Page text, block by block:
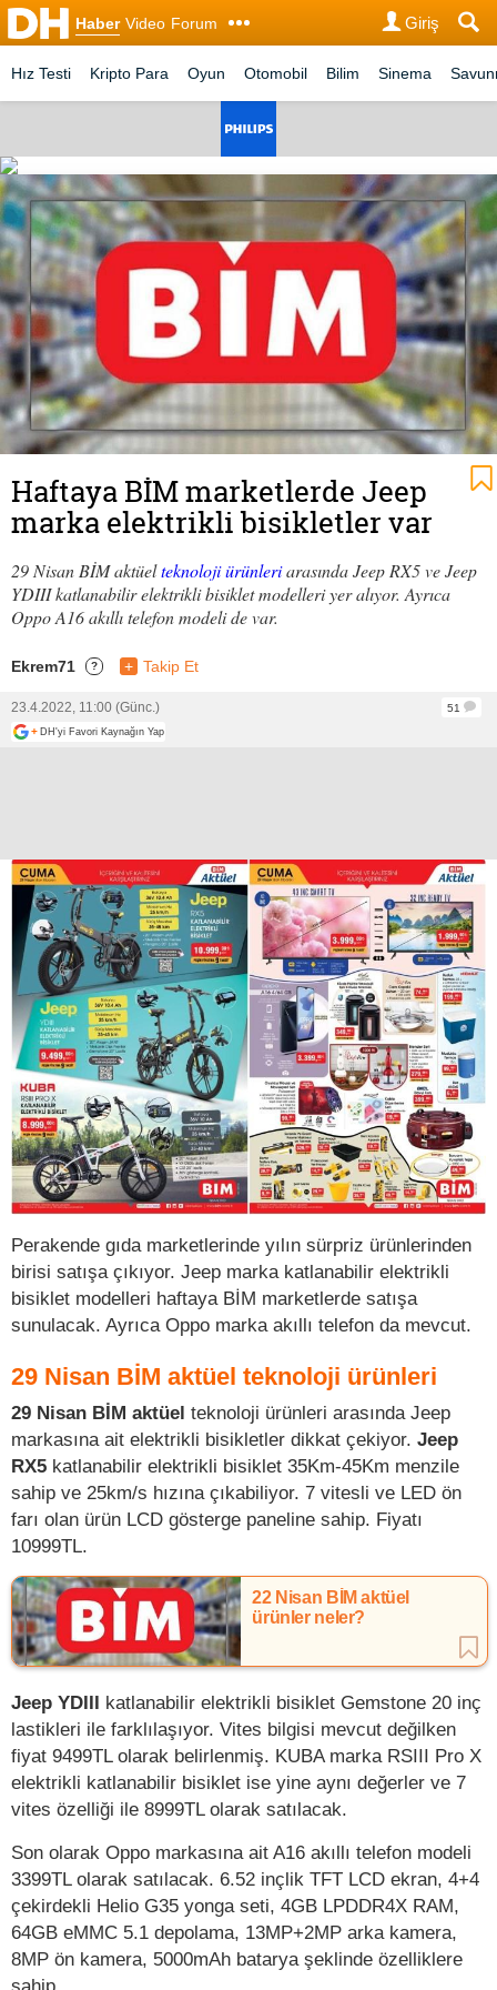
Haber Video Forum Giriş
Hız Testi Kripto Para Oyun Otomobil Bilim Sinema
Haftaya BİM marketlerde Jeep
marka elektrikli bisikletler var
29 Nisan BİM aktüelteknoloji ürünleriarasında Jeep RX5 ve Jeep
YDIII katlanabilir elektrikli bisiklet modelleri yer alıyor. Ayrıca
Oppo A16 akıllı telefon modeli de var.
Ekrem71 ? + Takip Et
23.4.2022, 11:00 (Günc.)
51
+ DH'yi Favori Kaynağın Yap
Perakende gıda marketlerinde yılın sürpriz ürünlerinden
birisi satışa çıkıyor. Jeep marka katlanabilir elektrikli
bisiklet modelleri haftaya BİM marketlerde satışa
sunulacak. Ayrıca Oppo marka akıllı telefon da mevcut.
29 Nisan BİM aktüel teknoloji ürünleri
29 Nisan BİM aktüel teknoloji ürünleri arasında Jeep
markasına ait elektrikli bisikletler dikkat çekiyor. Jeep
RX5 katlanabilir elektrikli bisiklet 35Km-45Km menzile
sahip ve 25km/s hızına çıkabiliyor. 7 vitesli ve LED ön
farı olan ürün LCD gösterge paneline sahip. Fiyatı
10999TL.
22 Nisan BİM aktüel
ürünler neler?
Jeep YDIII katlanabilir elektrikli bisiklet Gemstone 20 inç
lastikleri ile farklılaşıyor. Vites bilgisi mevcut değilken
fiyat 9499TL olarak belirlenmiş. KUBA marka RSIII Pro X
elektrikli katlanabilir bisiklet ise yine aynı değerler ve 7
vites özelliği ile 8999TL olarak satılacak.
Son olarak Oppo markasına ait A16 akıllı telefon modeli
3399TL olarak satılacak. 6.52 inçlik TFT LCD ekran, 4+4
çekirdekli Helio G35 yonga seti, 4GB LPDDR4X RAM,
64GB eMMC 5.1 depolama, 13MP+2MP arka kamera,
8MP ön kamera, 5000mAh batarya şeklinde özelliklere
sahip.